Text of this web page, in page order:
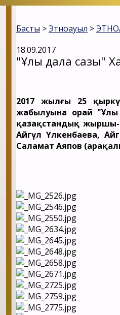
Басты >Этноауыл >
18.09.2017
"Ұлы дала сазы"
2017 жылғы 25
жабылуына орай
қазақстандық
Айгүл Үлкенбаева,
Саламат Аяпов